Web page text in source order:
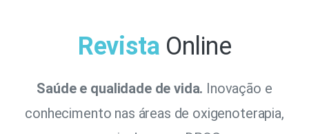
Revista Online
Saúde e qualidade de vida. Inovação e
conhecimento nas áreas de oxigenoterapia,